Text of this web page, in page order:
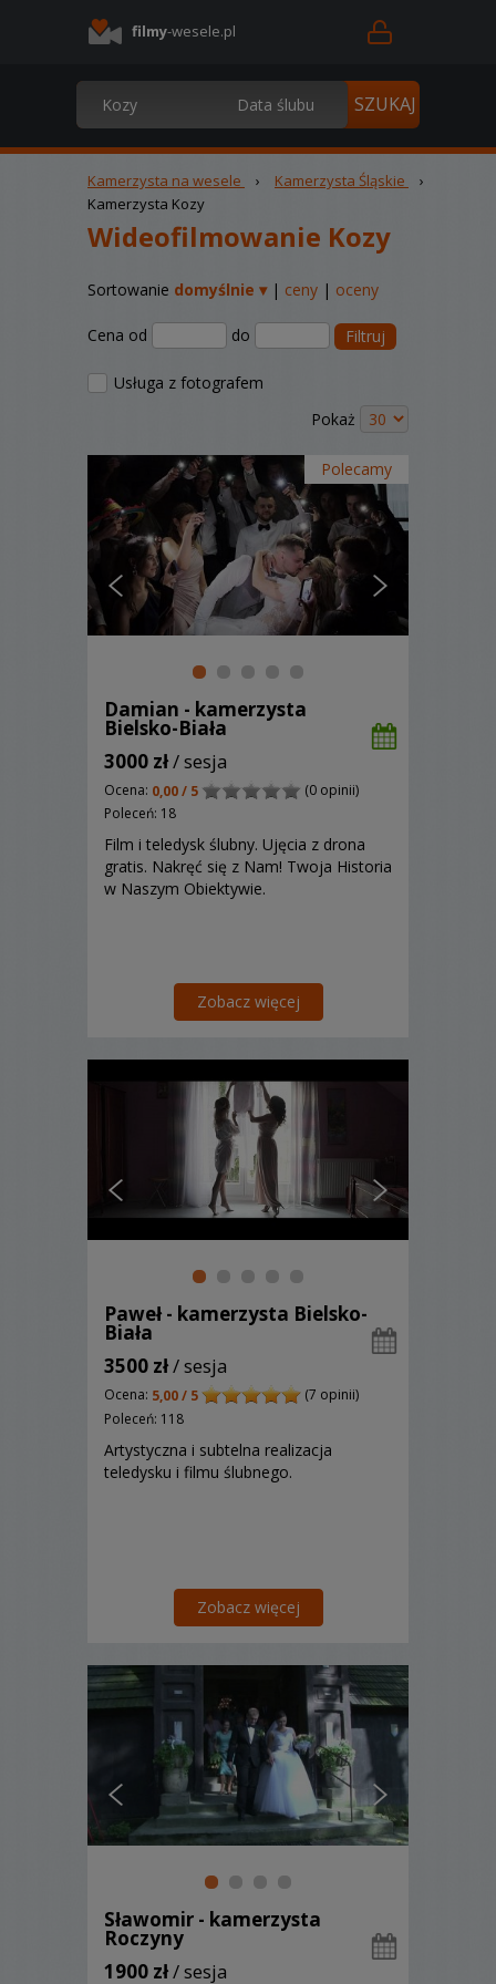
filmy-wesele.pl
Kamerzysta na wesele › Kamerzysta Śląskie
›
Kamerzysta Kozy
Wideofilmowanie Kozy
Sortowanie domyślnie ▾| ceny | oceny
Cena od do Filtruj
Usługa z fotografem
Pokaż
Polecamy
Damian - kamerzysta
Bielsko-Biała
3000 zł/ sesja
Ocena: 0,00 / 5
(0 opinii)
Poleceń: 18
Film i teledysk ślubny. Ujęcia z drona
gratis. Nakręć się z Nam! Twoja Historia
w Naszym Obiektywie.
Zobacz więcej
Paweł - kamerzysta Bielsko-
Biała
3500 zł/ sesja
Ocena: 5,00 / 5
(7 opinii)
Poleceń: 118
Artystyczna i subtelna realizacja
teledysku i filmu ślubnego.
Zobacz więcej
Sławomir - kamerzysta
Roczyny
1900 zł/ sesja